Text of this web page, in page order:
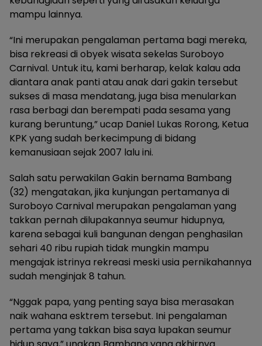
mampu lainnya.
“Ini merupakan pengalaman pertama bagi mereka,
bisa rekreasi di obyek wisata sekelas Suroboyo
Carnival. Untuk itu, kami berharap, kelak kalau ada
diantara anak panti atau anak dari gakin tersebut
sukses di masa mendatang, juga bisa menularkan
rasa berbagi dan berempati pada sesama yang
kurang beruntung,” ucap Daniel Lukas Rorong, Ketua
KPK yang sudah berkecimpung di bidang
kemanusiaan sejak 2007 lalu ini.
Salah satu perwakilan Gakin bernama Bambang
(32) mengatakan, jika kunjungan pertamanya di
Suroboyo Carnival merupakan pengalaman yang
takkan pernah dilupakannya seumur hidupnya,
karena sebagai kuli bangunan dengan penghasilan
sehari 40 ribu rupiah tidak mungkin mampu
mengajak istrinya rekreasi meski usia pernikahannya
sudah menginjak 8 tahun.
“Nggak papa, yang penting saya bisa merasakan
naik wahana esktrem tersebut. Ini pengalaman
pertama yang takkan bisa saya lupakan seumur